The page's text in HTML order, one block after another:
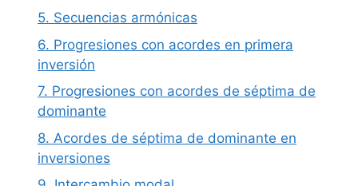
5. Secuencias armónicas
6. Progresiones con acordes en primera
inversión
7. Progresiones con acordes de séptima de
dominante
8. Acordes de séptima de dominante en
inversiones